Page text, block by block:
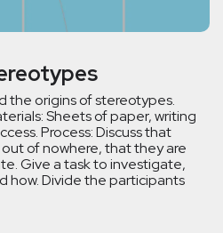
the origins of stereotypes.
Sheets of paper, writing
Process: Discuss that
of nowhere, that they are
Give a task to investigate,
how. Divide the participants